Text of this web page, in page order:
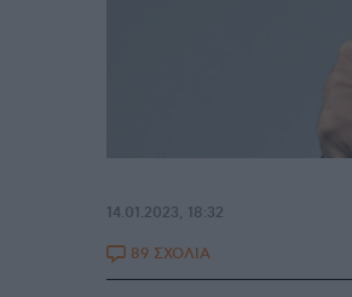
14.01.2023, 18:32
89 ΣΧΟΛΙΑ